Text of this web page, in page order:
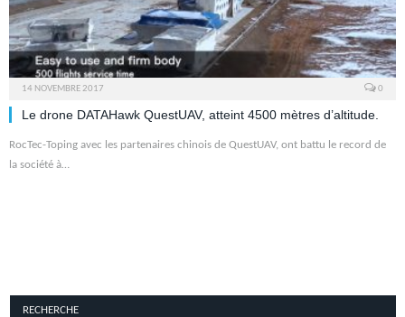
14 NOVEMBRE 2017 0
Le drone DATAHawk QuestUAV, atteint 4500 mètres d’altitude.
RocTec-Toping avec les partenaires chinois de QuestUAV, ont battu le record de
la société à…
RECHERCHE